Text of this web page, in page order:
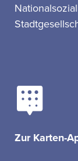
Zur Karten-